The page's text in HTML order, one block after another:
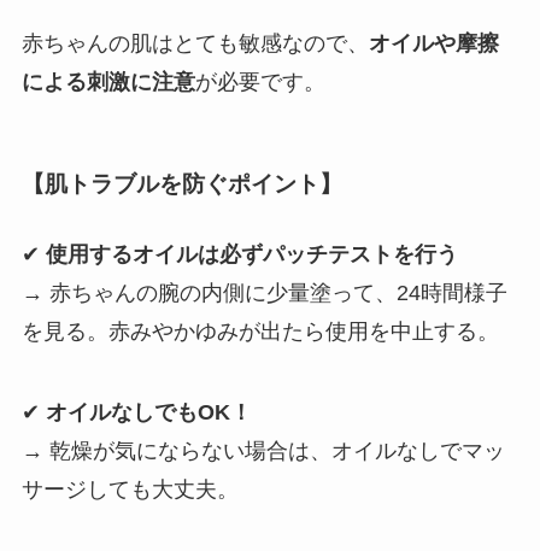
赤ちゃんの肌はとても敏感なので、 オイルや摩擦
による刺激に注意が必要です。
【肌トラブルを防ぐポイント】
✔ 使用するオイルは必ずパッチテストを行う
→ 赤ちゃんの腕の内側に少量塗って、24時間様子
を見る。赤みやかゆみが出たら使用を中止する。
✔ オイルなしでもOK！
→ 乾燥が気にならない場合は、オイルなしでマッ
サージしても大丈夫。